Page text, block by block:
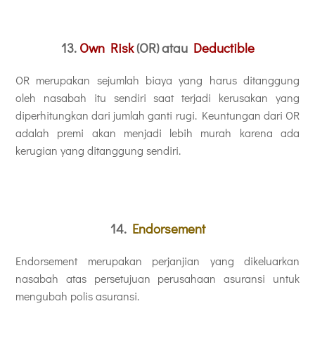
13. Own Risk(OR) atau Deductible
OR merupakan sejumlah biaya yang harus ditanggung
oleh nasabah itu sendiri saat terjadi kerusakan yang
diperhitungkan dari jumlah ganti rugi. Keuntungan dari OR
adalah premi akan menjadi lebih murah karena ada
kerugian yang ditanggung sendiri.
14. Endorsement
Endorsement merupakan perjanjian yang dikeluarkan
nasabah atas persetujuan perusahaan asuransi untuk
mengubah polis asuransi.